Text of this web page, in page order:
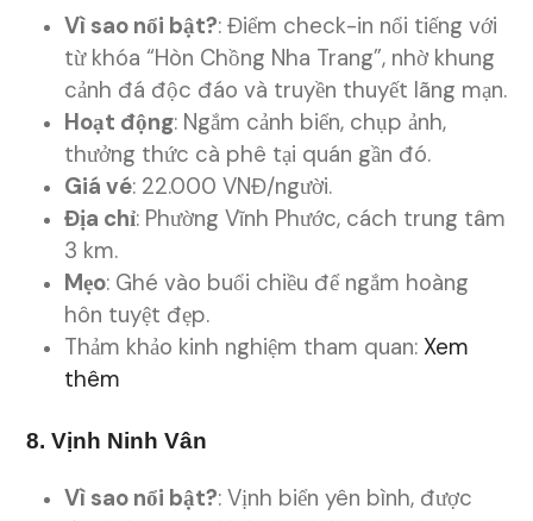
Vì sao nổi bật?: Điểm check-in nổi tiếng với
từ khóa “Hòn Chồng Nha Trang”, nhờ khung
cảnh đá độc đáo và truyền thuyết lãng mạn.
Hoạt động: Ngắm cảnh biển, chụp ảnh,
thưởng thức cà phê tại quán gần đó.
Giá vé: 22.000 VNĐ/người.
Địa chỉ: Phường Vĩnh Phước, cách trung tâm
3 km.
Mẹo: Ghé vào buổi chiều để ngắm hoàng
hôn tuyệt đẹp.
Thảm khảo kinh nghiệm tham quan: Xem
thêm
8. Vịnh Ninh Vân
Vì sao nổi bật?: Vịnh biển yên bình, được